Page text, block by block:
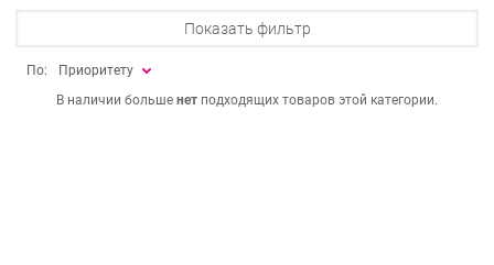
Показать фильтр
По:
Приоритету
В наличии больше нет подходящих товаров этой категории.